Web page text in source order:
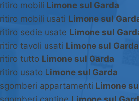
ritiro mobili Limone sul Garda
ritiro mobili usati Limone sul
ritiro sedie usate Limone sul
ritiro tavoli usati Limone sul Garda
ritiro tutto Limone sul Garda
ritiro usato Limone sul Garda
sgomberi appartamenti Limone